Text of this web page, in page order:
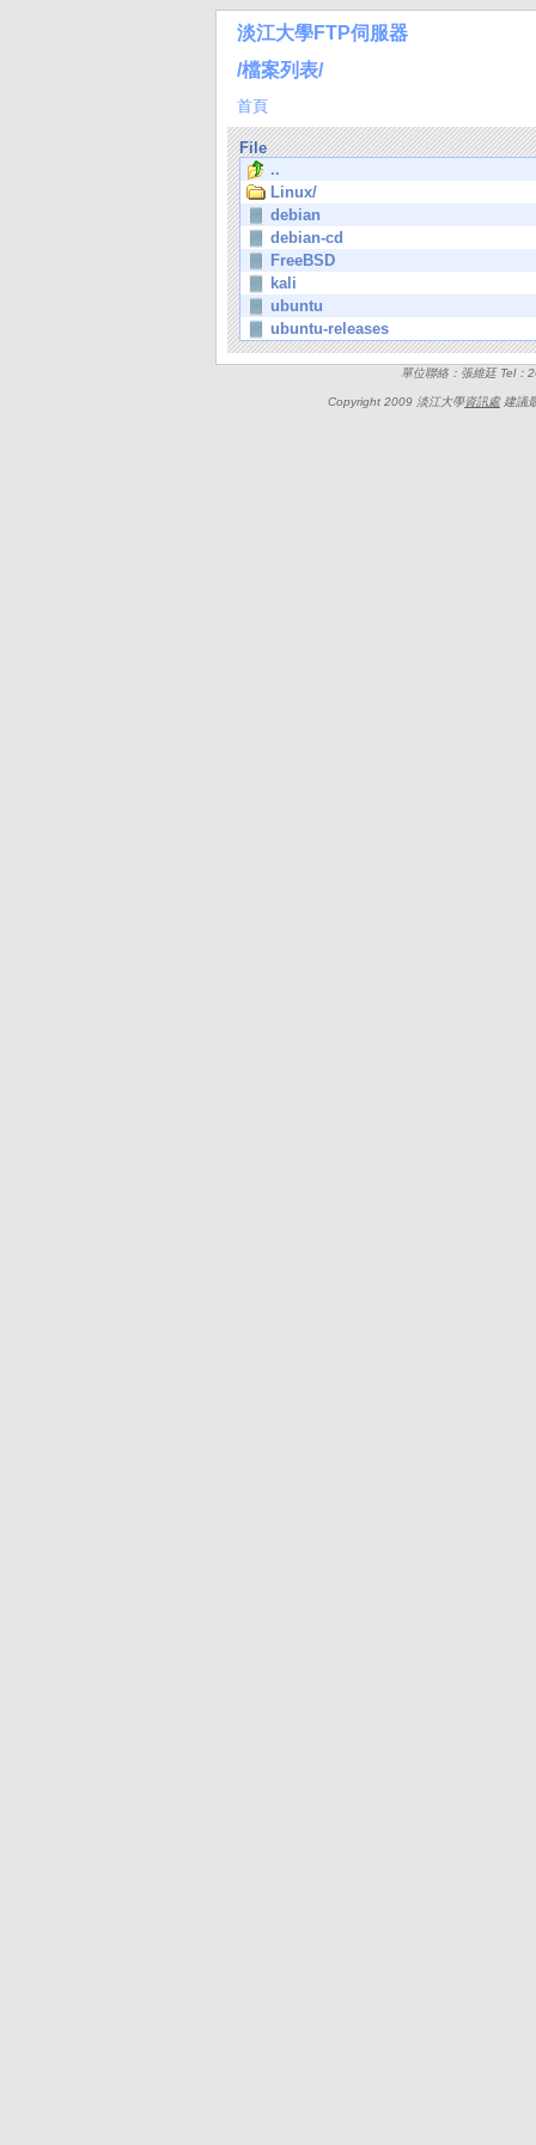
淡江大學FTP伺服器
/檔案列表/
首頁
File
..
Linux/
debian
debian-cd
FreeBSD
kali
ubuntu
ubuntu-releases
單位聯絡：張維廷 Tel
Copyright 2009 淡江大學資訊處建議